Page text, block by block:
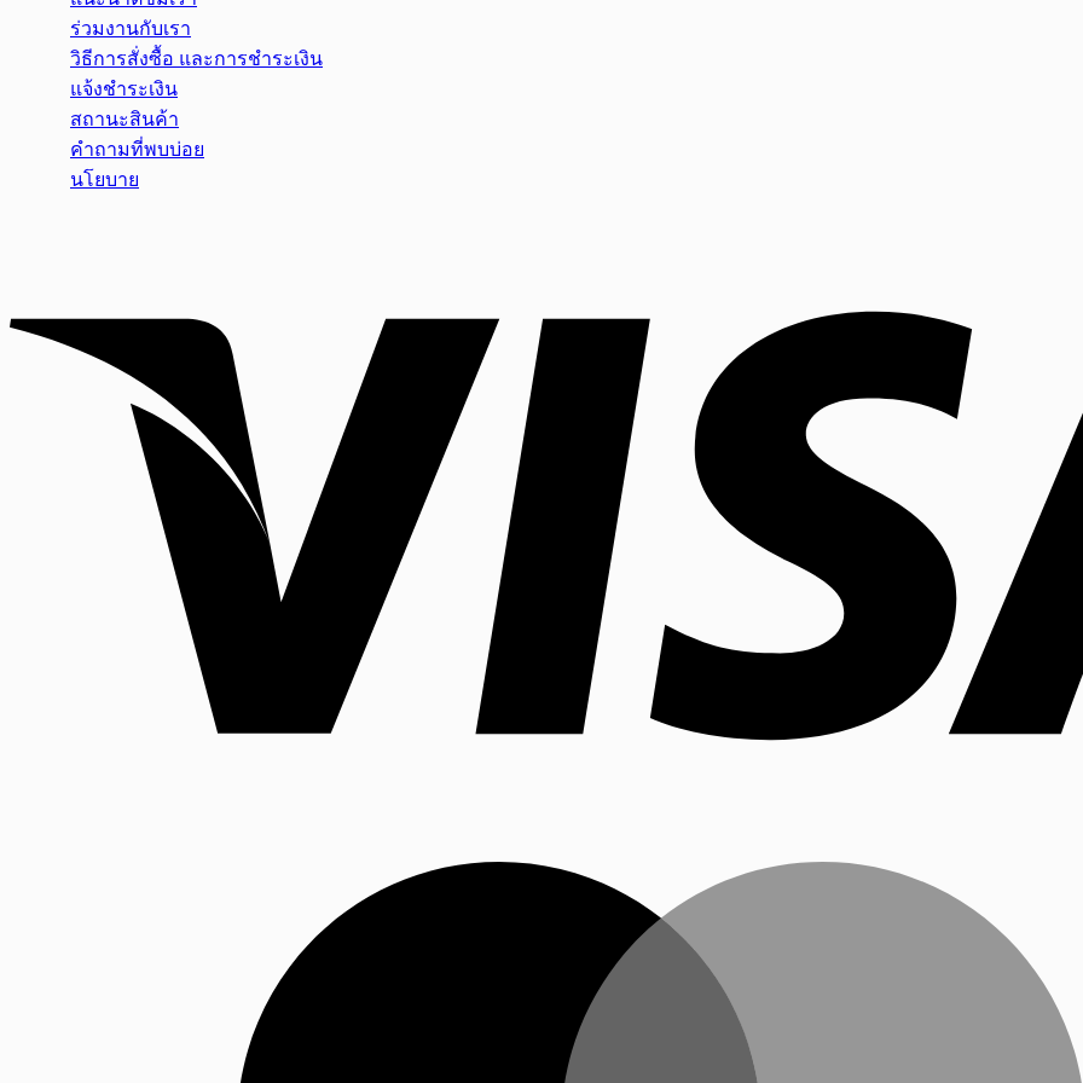
ร่วมงานกับเรา
วิธีการสั่งซื้อ และการชำระเงิน
แจ้งชำระเงิน
สถานะสินค้า
คำถามที่พบบ่อย
นโยบาย